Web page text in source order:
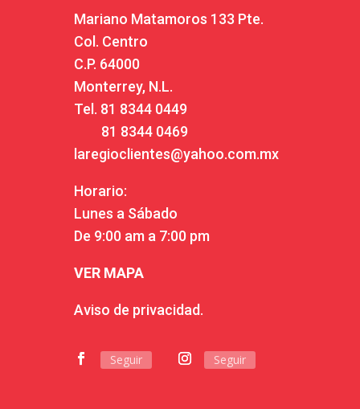
Mariano Matamoros 133 Pte.
Col. Centro
C.P. 64000
Monterrey, N.L.
Tel. 81 8344 0449
81 8344 0469
laregioclientes@yahoo.com.mx
Horario:
Lunes a Sábado
De 9:00 am a 7:00 pm
VER MAPA
Aviso de privacidad.
Seguir Seguir